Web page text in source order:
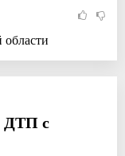
области
ДТП с